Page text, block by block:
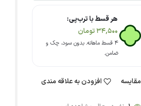
هر قسط با ترب‌پی:
34,500تومان
۴ قسط ماهانه. بدون سود، چک و
ضامن.
مقایسه افزودن به علاقه مندی